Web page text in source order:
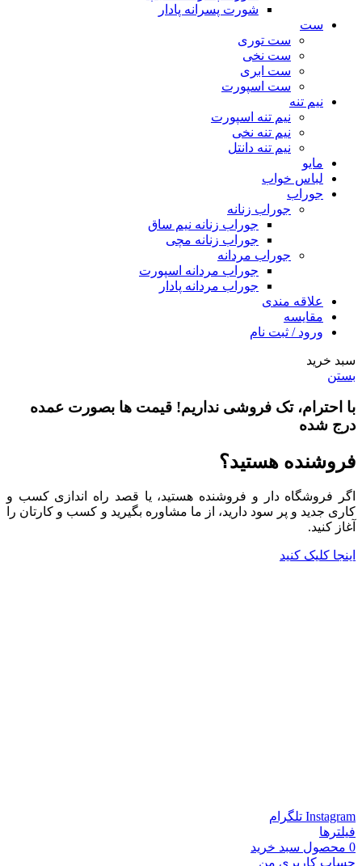
شورت پسرانه پادار
ست
ست توری
ست نخی
ست ابری
ست اسپورت
نیم تنه
نیم تنه اسپورت
نیم تنه نخی
نیم تنه دانتل
مایو
لباس خواب
جوراب
جوراب زنانه
جوراب زنانه نیم ساق
جوراب زنانه مچی
جوراب مردانه
جوراب مردانه اسپورت
جوراب مردانه پادار
علاقه مندی
مقایسه
ورود / ثبت نام
سبد خرید
بستن
با احترام، تک فروشی نداریم! قیمت ها بصورت عمده
درج شده
فروشنده هستید؟
اگر فروشگاه دار و فروشنده هستید، یا قصد راه اندازی کسب و
کاری جدید و پر سود دارید، از ما مشاوره بگیرید و کسب و کارتان را
آغاز کنید.
اینجا کلیک کنید
Instagram تلگرام
فیلترها
0 محصول سبد خرید
حساب کاربری من